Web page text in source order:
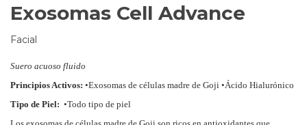
Exosomas Cell Advance
Facial
Suero acuoso fluido
Principios Activos: •Exosomas de células madre de Goji •Ácido Hialurónico
Tipo de Piel: •Todo tipo de piel
Los exosomas de células madre de Goji son ricos en antioxidantes que